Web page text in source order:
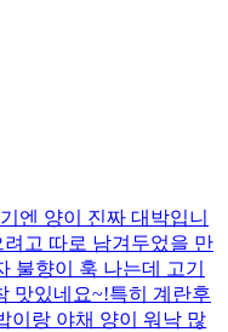
엔 양이 진짜 대박입니
고 따로 남겨두었을 만
불향이 훅 나는데 고기
맛있네요~!특히 계란후
이랑 야채 양이 워낙 많